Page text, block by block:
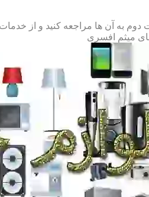
به آن ها مراجعه کنید و از خدمات